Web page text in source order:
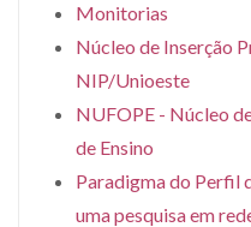
Monitorias
Núcleo de Inserção
NIP/Unioeste
NUFOPE - Núcleo
de Ensino
Paradigma do Perfil
uma pesquisa em